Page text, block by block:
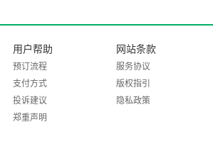
用户帮助
预订流程
支付方式
投诉建议
郑重声明
网站条款
服务协议
版权指引
隐私政策